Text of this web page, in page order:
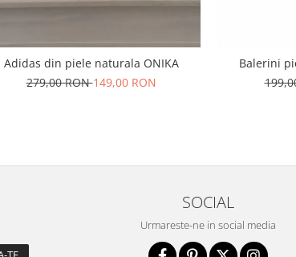
Adidas din piele naturala ONIKA
279,00 RON149,00 RON
Balerini
SOCIAL
Urmareste-ne in social media